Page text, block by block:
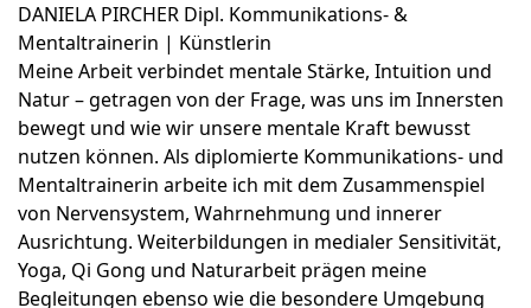
DANIELA PIRCHER Dipl. Kommunikations- &
Mentaltrainerin | Künstlerin
Meine Arbeit verbindet mentale Stärke, Intuition und
Natur – getragen von der Frage, was uns im Innersten
bewegt und wie wir unsere mentale Kraft bewusst
nutzen können. Als diplomierte Kommunikations- und
Mentaltrainerin arbeite ich mit dem Zusammenspiel
von Nervensystem, Wahrnehmung und innerer
Ausrichtung. Weiterbildungen in medialer Sensitivität,
Yoga, Qi Gong und Naturarbeit prägen meine
Begleitungen ebenso wie die besondere Umgebung